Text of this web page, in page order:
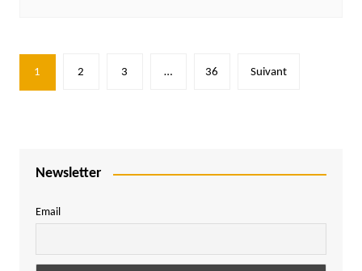
Pagination
des
1 2 3 … 36 Suivant
Newsletter
Email